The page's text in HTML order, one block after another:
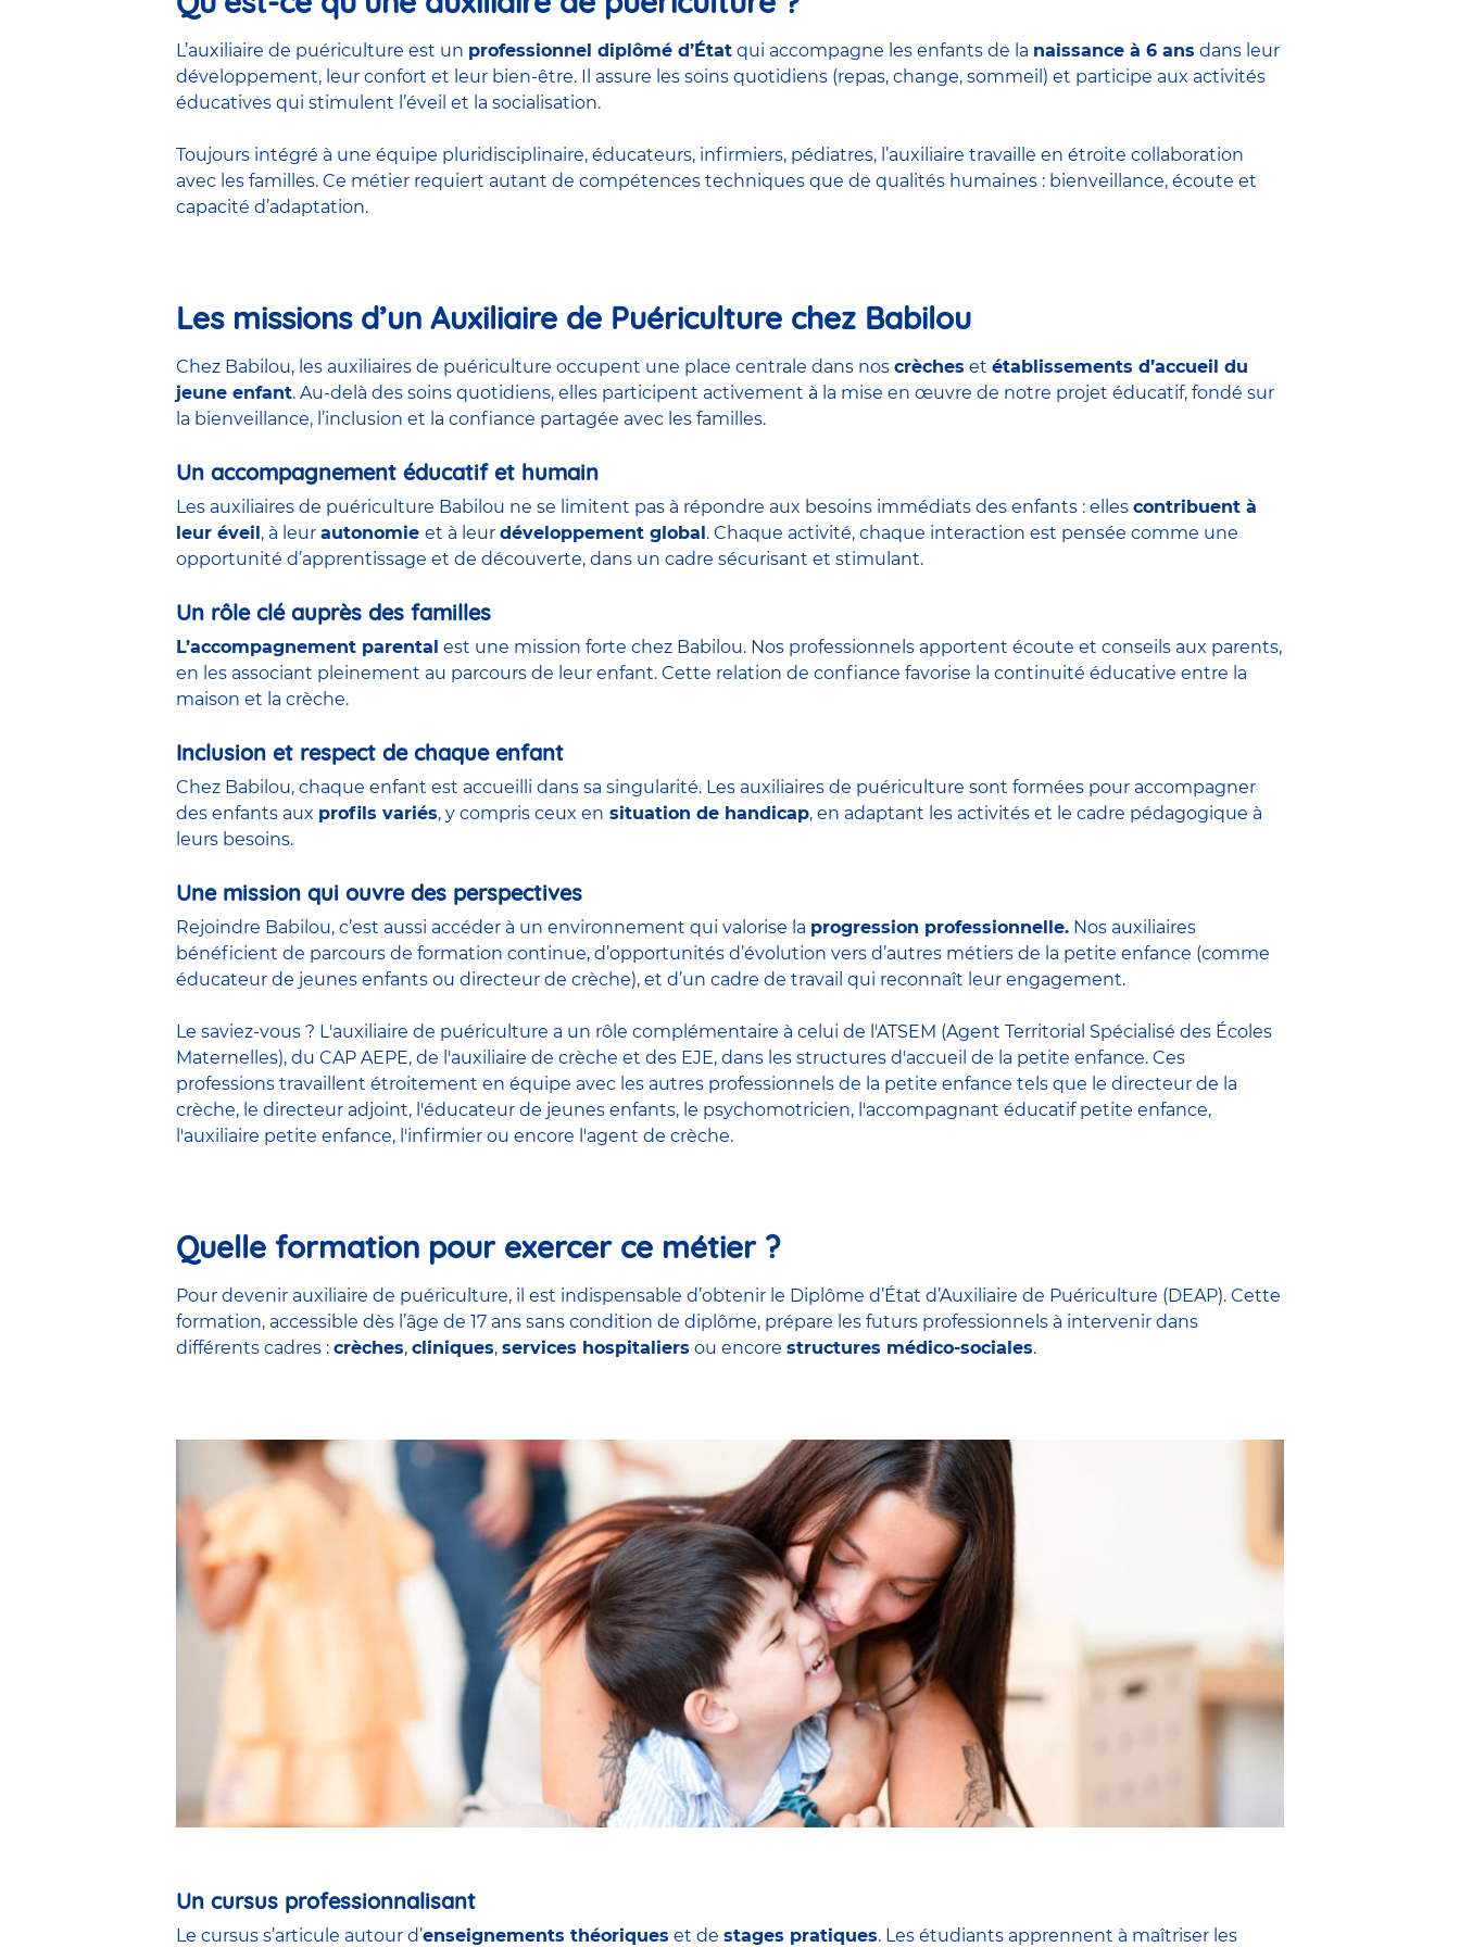
L’auxiliaire de puériculture est un professionnel diplômé d’État qui accompagne les enfants de la naissance à 6 ans dans leur
développement, leur confort et leur bien-être. Il assure les soins quotidiens (repas, change, sommeil) et participe aux activités
éducatives qui stimulent l’éveil et la socialisation.
Toujours intégré à une équipe pluridisciplinaire, éducateurs, infirmiers, pédiatres, l’auxiliaire travaille en étroite collaboration
avec les familles. Ce métier requiert autant de compétences techniques que de qualités humaines : bienveillance, écoute et
capacité d’adaptation.
Les missions d’un Auxiliaire de Puériculture chez Babilou
Chez Babilou, les auxiliaires de puériculture occupent une place centrale dans nos crèches et établissements d’accueil du
jeune enfant. Au-delà des soins quotidiens, elles participent activement à la mise en œuvre de notre projet éducatif, fondé sur
la bienveillance, l’inclusion et la confiance partagée avec les familles.
Un accompagnement éducatif et humain
Les auxiliaires de puériculture Babilou ne se limitent pas à répondre aux besoins immédiats des enfants : elles contribuent à
leur éveil, à leur autonomie et à leur développement global. Chaque activité, chaque interaction est pensée comme une
opportunité d’apprentissage et de découverte, dans un cadre sécurisant et stimulant.
Un rôle clé auprès des familles
L’accompagnement parental est une mission forte chez Babilou. Nos professionnels apportent écoute et conseils aux parents,
en les associant pleinement au parcours de leur enfant. Cette relation de confiance favorise la continuité éducative entre la
maison et la crèche.
Inclusion et respect de chaque enfant
Chez Babilou, chaque enfant est accueilli dans sa singularité. Les auxiliaires de puériculture sont formées pour accompagner
des enfants aux profils variés, y compris ceux en situation de handicap, en adaptant les activités et le cadre pédagogique à
leurs besoins.
Une mission qui ouvre des perspectives
Rejoindre Babilou, c’est aussi accéder à un environnement qui valorise la progression professionnelle. Nos auxiliaires
bénéficient de parcours de formation continue, d’opportunités d’évolution vers d’autres métiers de la petite enfance (comme
éducateur de jeunes enfants ou directeur de crèche), et d’un cadre de travail qui reconnaît leur engagement.
Le saviez-vous ? L'auxiliaire de puériculture a un rôle complémentaire à celui de l'ATSEM (Agent Territorial Spécialisé des Écoles
Maternelles), du CAP AEPE, de l'auxiliaire de crèche et des EJE, dans les structures d'accueil de la petite enfance. Ces
professions travaillent étroitement en équipe avec les autres professionnels de la petite enfance tels que le directeur de la
crèche, le directeur adjoint, l'éducateur de jeunes enfants, le psychomotricien, l'accompagnant éducatif petite enfance,
l'auxiliaire petite enfance, l'infirmier ou encore l'agent de crèche.
Quelle formation pour exercer ce métier ?
Pour devenir auxiliaire de puériculture, il est indispensable d’obtenir le Diplôme d’État d’Auxiliaire de Puériculture (DEAP). Cette
formation, accessible dès l’âge de 17 ans sans condition de diplôme, prépare les futurs professionnels à intervenir dans
différents cadres : crèches, cliniques, services hospitaliers ou encore structures médico-sociales.
Un cursus professionnalisant
Le cursus s’articule autour d’enseignements théoriques et de stages pratiques. Les étudiants apprennent à maîtriser les